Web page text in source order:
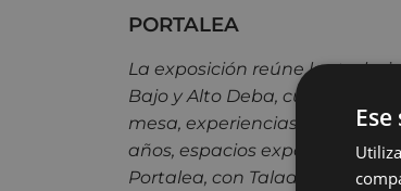
PORTALEA
La exposición reúne los
Bajo y Alto Deba, cuya
mesa, experiencias, vivencias
años, espacios expositivos,
Portalea, con Taladrine Dream.